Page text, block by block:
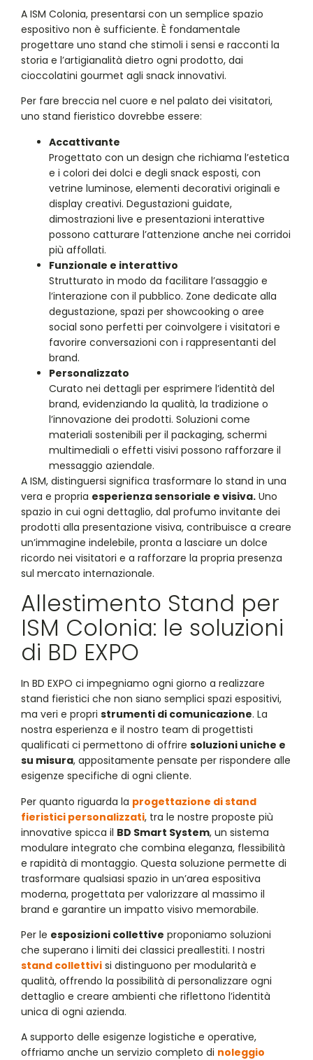
A ISM Colonia, presentarsi con un semplice spazio
espositivo non è sufficiente. È fondamentale
progettare uno stand che stimoli i sensi e racconti la
storia e l’artigianalità dietro ogni prodotto, dai
cioccolatini gourmet agli snack innovativi.
Per fare breccia nel cuore e nel palato dei visitatori,
uno stand fieristico dovrebbe essere:
Accattivante
Progettato con un design che richiama l’estetica
e i colori dei dolci e degli snack esposti, con
vetrine luminose, elementi decorativi originali e
display creativi. Degustazioni guidate,
dimostrazioni live e presentazioni interattive
possono catturare l’attenzione anche nei corridoi
più affollati.
Funzionale e interattivo
Strutturato in modo da facilitare l’assaggio e
l’interazione con il pubblico. Zone dedicate alla
degustazione, spazi per showcooking o aree
social sono perfetti per coinvolgere i visitatori e
favorire conversazioni con i rappresentanti del
brand.
Personalizzato
Curato nei dettagli per esprimere l’identità del
brand, evidenziando la qualità, la tradizione o
l’innovazione dei prodotti. Soluzioni come
materiali sostenibili per il packaging, schermi
multimediali o effetti visivi possono rafforzare il
messaggio aziendale.
A ISM, distinguersi significa trasformare lo stand in una
vera e propria esperienza sensoriale e visiva. Uno
spazio in cui ogni dettaglio, dal profumo invitante dei
prodotti alla presentazione visiva, contribuisce a creare
un’immagine indelebile, pronta a lasciare un dolce
ricordo nei visitatori e a rafforzare la propria presenza
sul mercato internazionale.
Allestimento Stand per
ISM Colonia: le soluzioni
di BD EXPO
In BD EXPO ci impegniamo ogni giorno a realizzare
stand fieristici che non siano semplici spazi espositivi,
ma veri e propri strumenti di comunicazione. La
nostra esperienza e il nostro team di progettisti
qualificati ci permettono di offrire soluzioni uniche e
su misura, appositamente pensate per rispondere alle
esigenze specifiche di ogni cliente.
Per quanto riguarda la progettazione di stand
fieristici personalizzati, tra le nostre proposte più
innovative spicca il BD Smart System, un sistema
modulare integrato che combina eleganza, flessibilità
e rapidità di montaggio. Questa soluzione permette di
trasformare qualsiasi spazio in un’area espositiva
moderna, progettata per valorizzare al massimo il
brand e garantire un impatto visivo memorabile.
Per le esposizioni collettive proponiamo soluzioni
che superano i limiti dei classici preallestiti. I nostri
stand collettivi si distinguono per modularità e
qualità, offrendo la possibilità di personalizzare ogni
dettaglio e creare ambienti che riflettono l’identità
unica di ogni azienda.
A supporto delle esigenze logistiche e operative,
offriamo anche un servizio completo di noleggio